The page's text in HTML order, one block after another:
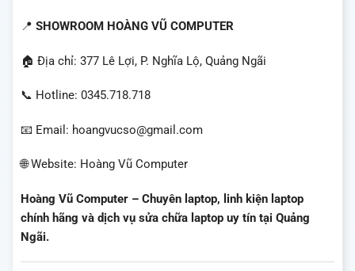
📍 SHOWROOM HOÀNG VŨ COMPUTER
🏠 Địa chỉ: 377 Lê Lợi, P. Nghĩa Lộ, Quảng Ngãi
📞 Hotline: 0345.718.718
📧 Email: hoangvucso@gmail.com
🌐 Website: Hoàng Vũ Computer
Hoàng Vũ Computer – Chuyên laptop, linh kiện laptop
chính hãng và dịch vụ sửa chữa laptop uy tín tại Quảng
Ngãi.